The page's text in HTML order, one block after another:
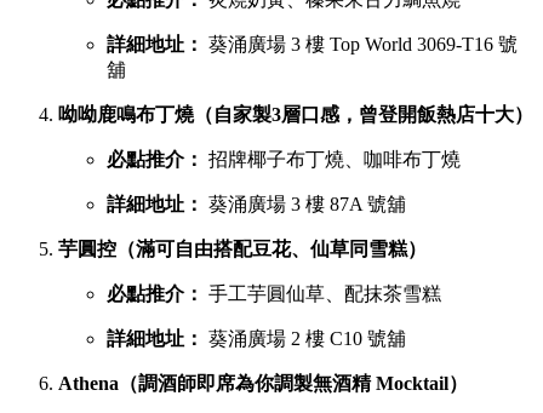
詳細地址： 葵涌廣場 3 樓 Top World 3069-T16 號
舖
呦呦鹿鳴布丁燒（自家製3層口感，曾登開飯熱店十大）
必點推介： 招牌椰子布丁燒、咖啡布丁燒
詳細地址： 葵涌廣場 3 樓 87A 號舖
芋圓控（滿可自由搭配豆花、仙草同雪糕）
必點推介： 手工芋圓仙草、配抹茶雪糕
詳細地址： 葵涌廣場 2 樓 C10 號舖
Athena（調酒師即席為你調製無酒精 Mocktail）